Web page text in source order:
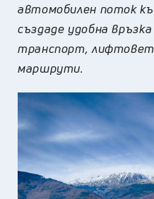
автомобилен поток
създаде удобна
транспорт,
маршрути.